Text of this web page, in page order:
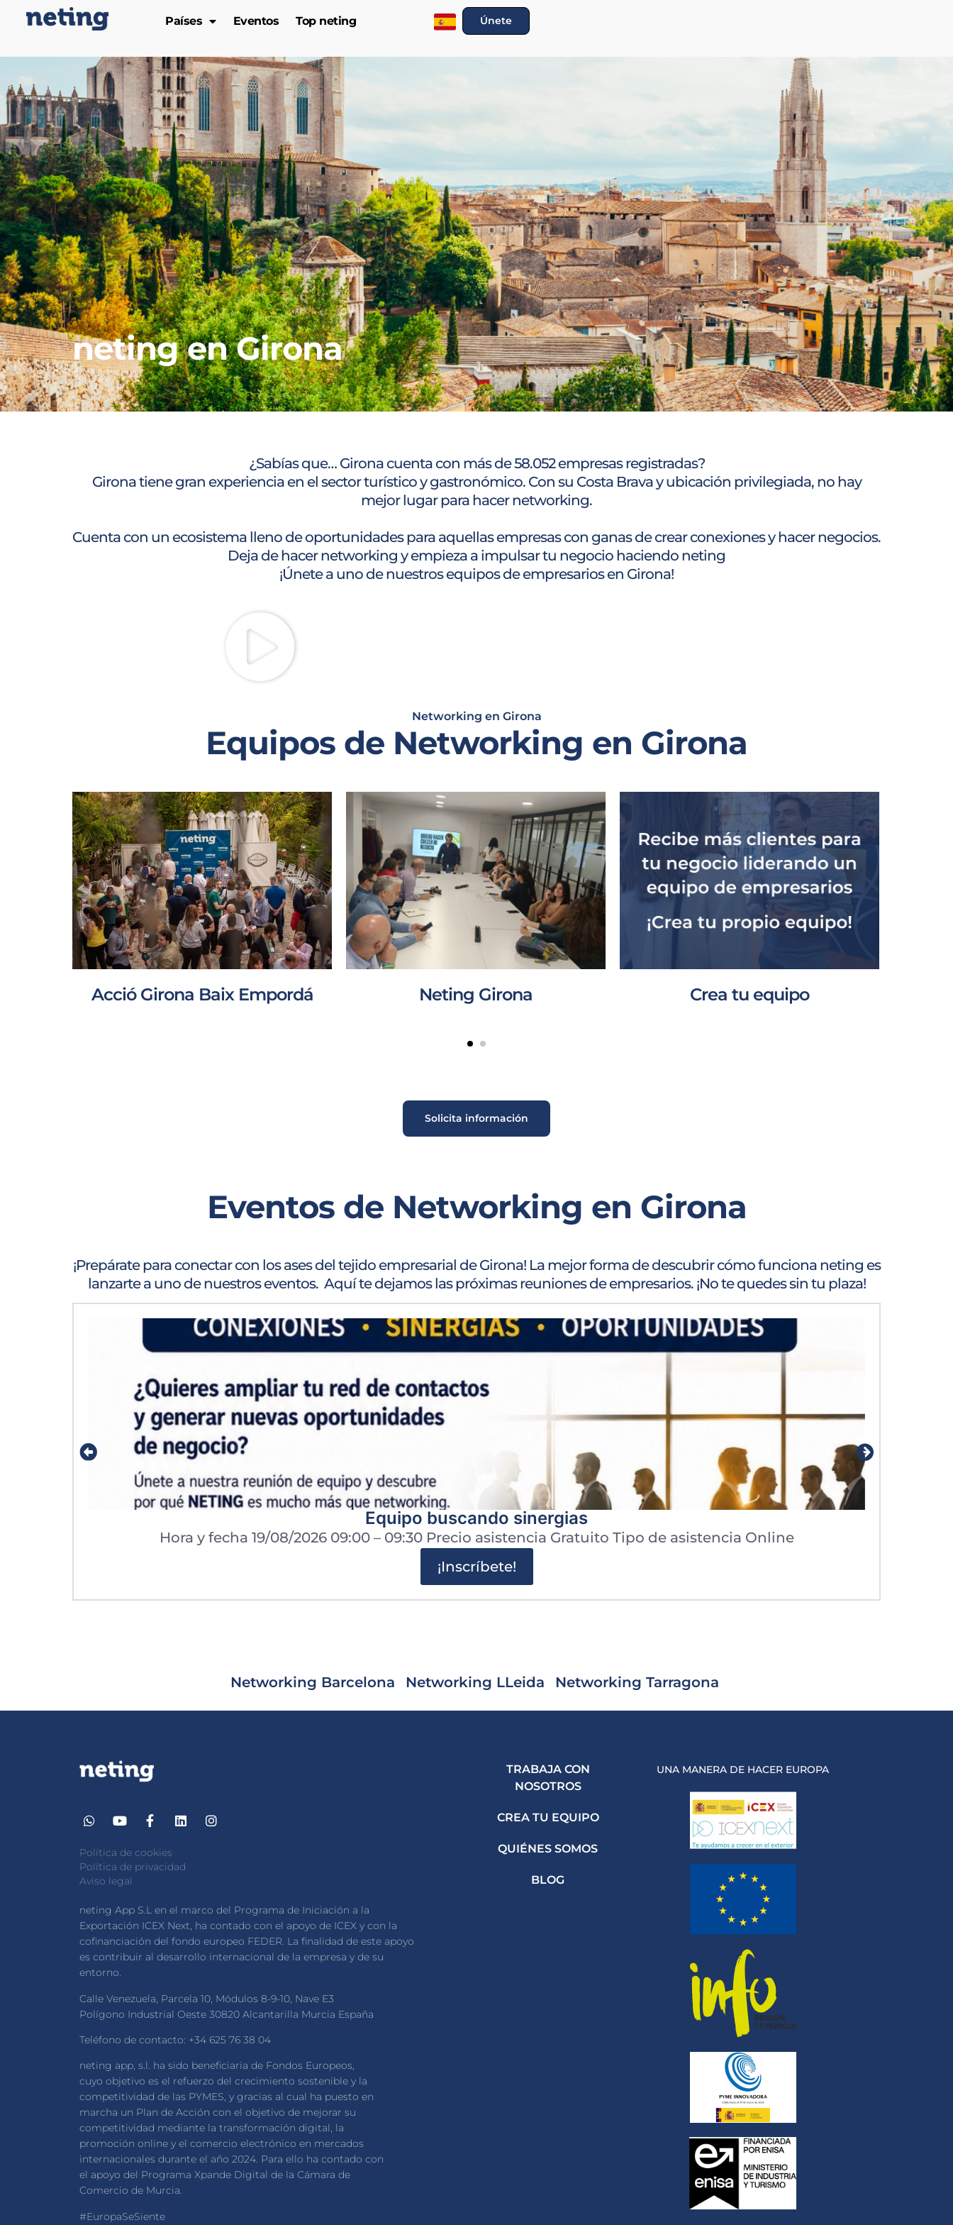
Países Eventos Top neting Únete
neting en Girona
¿Sabías que… Girona cuenta con más de 58.052 empresas registradas?
Girona tiene gran experiencia en el sector turístico y gastronómico. Con su Costa Brava y ubicación privilegiada, no hay
mejor lugar para hacer networking.
Cuenta con un ecosistema lleno de oportunidades para aquellas empresas con ganas de crear conexiones y hacer negocios.
Deja de hacer networking y empieza a impulsar tu negocio haciendo neting
¡Únete a uno de nuestros equipos de empresarios en Girona!
Networking en Girona
Equipos de Networking en Girona
Acció Girona Baix Empordá Neting Girona Crea tu equipo
Solicita información
Eventos de Networking en Girona
¡Prepárate para conectar con los ases del tejido empresarial de Girona! La mejor forma de descubrir cómo funciona neting es
lanzarte a uno de nuestros eventos. Aquí te dejamos las próximas reuniones de empresarios. ¡No te quedes sin tu plaza!
Equipo buscando sinergias
Hora y fecha 19/08/2026 09:00 – 09:30 Precio asistencia Gratuito Tipo de asistencia Online
¡Inscríbete!
Networking Barcelona Networking LLeida Networking Tarragona
Política de cookies
Política de privacidad
Aviso legal
neting App S.L en el marco del Programa de Iniciación a la
Exportación ICEX Next, ha contado con el apoyo de ICEX y con la
cofinanciación del fondo europeo FEDER. La finalidad de este apoyo
es contribuir al desarrollo internacional de la empresa y de su
entorno.
Calle Venezuela, Parcela 10, Módulos 8-9-10, Nave E3
Polígono Industrial Oeste 30820 Alcantarilla Murcia España
Teléfono de contacto: +34 625 76 38 04
neting app, s.l. ha sido beneficiaria de Fondos Europeos,
cuyo objetivo es el refuerzo del crecimiento sostenible y la
competitividad de las PYMES, y gracias al cual ha puesto en
marcha un Plan de Acción con el objetivo de mejorar su
competitividad mediante la transformación digital, la
promoción online y el comercio electrónico en mercados
internacionales durante el año 2024. Para ello ha contado con
el apoyo del Programa Xpande Digital de la Cámara de
Comercio de Murcia.
#EuropaSeSiente
TRABAJA CON
NOSOTROS
CREA TU EQUIPO
QUIÉNES SOMOS
BLOG
UNA MANERA DE HACER EUROPA